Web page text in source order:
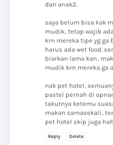
dan anak2.
saya belum bisa kak
mudik.. tetap wajib
krn mereka tipe yg ga
harus ada wet food.
biarkan lama kan..
mudik krn mereka ga
nak pet hotel,
pastel pernah di
takutnya ketemu
makan samasekali..
pet hotel skip juga
Reply Delete